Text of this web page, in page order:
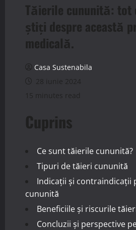
Tăierile cununită: tot
știți despre această
medicală.
Casa Sustenabila
28 iunie 2024
15 minutes read
Cuprins
Ce sunt tăierile cununită?
Tipuri de tăieri cununită
Indicații și contraindicații
cununită
Beneficiile și riscurile
Concluzii și perspective